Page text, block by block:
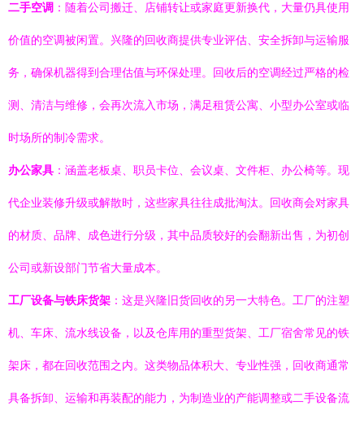
二手空调 ：随着公司搬迁、店铺转让或家庭更新换代，大量仍具使用
价值的空调被闲置。兴隆的回收商提供专业评估、安全拆卸与运输服
务，确保机器得到合理估值与环保处理。回收后的空调经过严格的检
测、清洁与维修，会再次流入市场，满足租赁公寓、小型办公室或临
时场所的制冷需求。
办公家具 ：涵盖老板桌、职员卡位、会议桌、文件柜、办公椅等。现
代企业装修升级或解散时，这些家具往往成批淘汰。回收商会对家具
的材质、品牌、成色进行分级，其中品质较好的会翻新出售，为初创
公司或新设部门节省大量成本。
工厂设备与铁床货架 ：这是兴隆旧货回收的另一大特色。工厂的注塑
机、车床、流水线设备，以及仓库用的重型货架、工厂宿舍常见的铁
架床，都在回收范围之内。这类物品体积大、专业性强，回收商通常
具备拆卸、运输和再装配的能力，为制造业的产能调整或二手设备流